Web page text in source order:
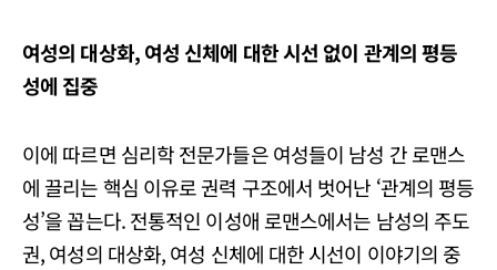
여성의 대상화,여성 신체에 대한 시선 없이 관계의 평등
성에 집중
이에 따르면 심리학 전문가들은 여성들이 남성 간 로맨스
에 끌리는 핵심 이유로 권력 구조에서 벗어난 ‘관계의 평등
성’을 꼽는다. 전통적인 이성애 로맨스에서는 남성의 주도
권, 여성의 대상화, 여성 신체에 대한 시선이 이야기의 중